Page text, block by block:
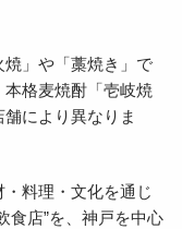
」や「藁焼き」で
格麦焼酎「壱岐焼
により異なりま
料理・文化を通じ
食店”を、神戸を中心